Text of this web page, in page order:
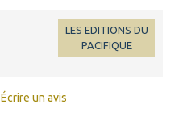
LES EDITIONS DU
PACIFIQUE
Écrire un avis